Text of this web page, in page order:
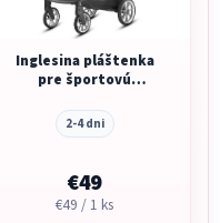
Inglesina pláštenka
pre športovú
2-4 dni
€49
Jednotková
€49 / 1 ks